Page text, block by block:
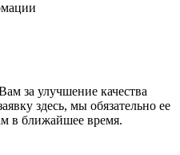
за улучшение качества
здесь, мы обязательно ее
в ближайшее время.